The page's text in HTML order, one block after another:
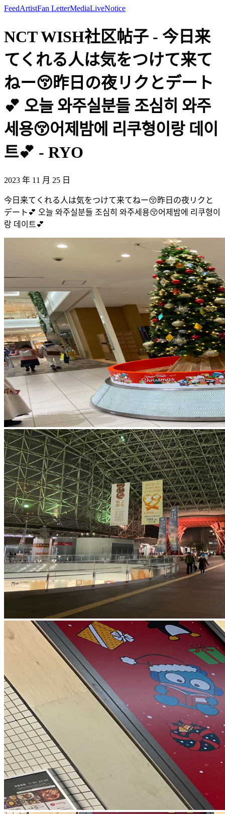
FeedArtistFan LetterMediaLiveNotice
NCT WISH社区帖子 - 今日来
てくれる人は気をつけて来て
ねー😚昨日の夜リクとデート
💕 오늘 와주실분들 조심히 와주
세용😚어제밤에 리쿠형이랑 데이
트💕 - RYO
2023 年 11 月 25 日
今日来てくれる人は気をつけて来てねー😚昨日の夜リクと
デート💕 오늘 와주실분들 조심히 와주세용😚어제밤에 리쿠형이
랑 데이트💕